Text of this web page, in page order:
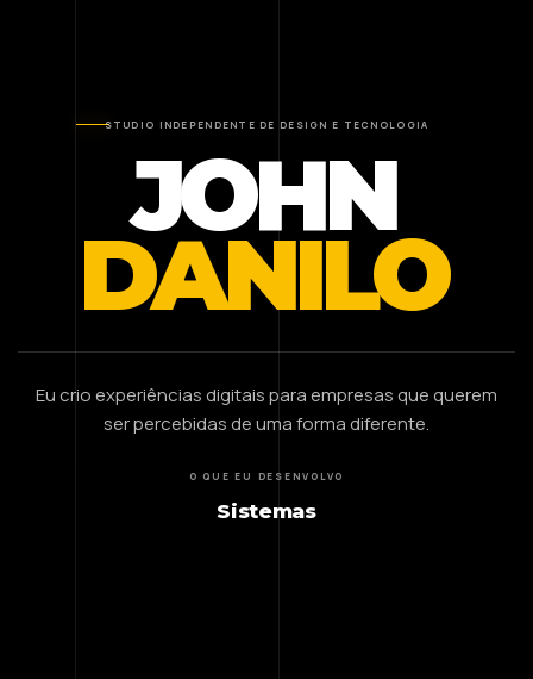
STUDIO INDEPENDENTE DE DESIGN E TECNOLOGIA
JOHN
DANILO
Eu crio experiências digitais para empresas que querem
ser percebidas de uma forma diferente.
O QUE EU DESENVOLVO
Sistemas